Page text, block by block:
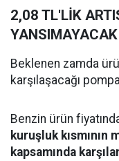
2,08 TL'LİK
YANSIMAYACAK
Beklenen zamda
karşılaşacağı
Benzin ürün
kuruşluk kısmının
kapsamında